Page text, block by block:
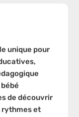
unique pour
de découvrir
rythmes et